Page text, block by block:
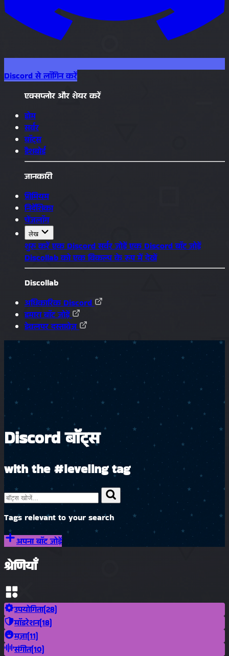
Discord से लॉगिन करें
एक्सप्लोर और शेयर करें
होम
सर्वर
बॉट्स
डैशबोर्ड
जानकारी
प्रीमियम
निर्देशिका
चेंजलॉग
लेख
शुरू करेंएक Discord सर्वर जोड़ेंएक Discord बॉट जोड़ें
Discollab को एक विकल्प के रूप में देखें
Discollab
अधिकारिक Discord
हमारा बॉट जोड़ें
डेवलपर दस्तावेज़
Discord बॉट्स
with the #levelingtag
Tags relevant to your search
अपना बॉट जोड़ें
श्रेणियाँ
उपयोगिता(28)
मॉडरेशन(18)
मज़ा(11)
संगीत(10)